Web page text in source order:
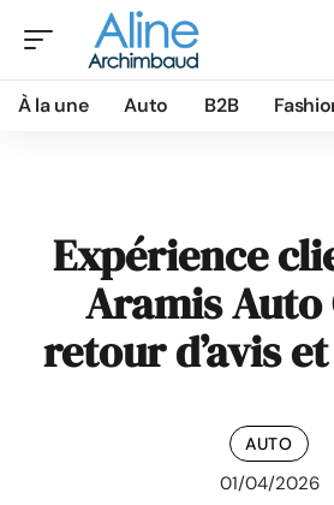
À la une Auto B2B
Expérience
Aramis Auto
retour d’avis
AUTO
01/04/2026